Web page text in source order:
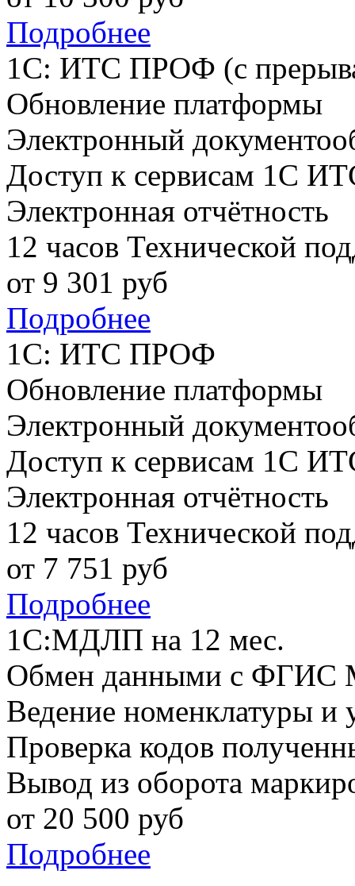
Подробнее
1С: ИТС ПРОФ (с
Обновление платформы
Электронный
Доступ к сервисам 1С
Электронная отчётность
12 часов Технической
от 9 301 руб
Подробнее
1С: ИТС ПРОФ
Обновление платформы
Электронный
Доступ к сервисам 1С
Электронная отчётность
12 часов Технической
от 7 751 руб
Подробнее
1С:МДЛП на 12 мес.
Обмен данными с
Ведение номенклатуры и
Проверка кодов
Вывод из оборота
от 20 500 руб
Подробнее